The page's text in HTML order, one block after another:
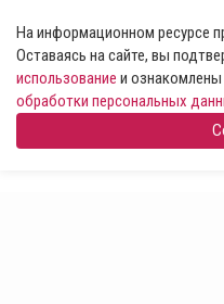
На информационном ресурсе
Оставаясь на сайте, вы
использование и ознакомлены
обработки персональных